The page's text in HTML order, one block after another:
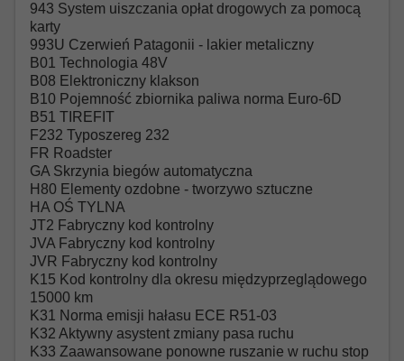
943 System uiszczania opłat drogowych za pomocą
karty
993U Czerwień Patagonii - lakier metaliczny
B01 Technologia 48V
B08 Elektroniczny klakson
B10 Pojemność zbiornika paliwa norma Euro-6D
B51 TIREFIT
F232 Typoszereg 232
FR Roadster
GA Skrzynia biegów automatyczna
H80 Elementy ozdobne - tworzywo sztuczne
HA OŚ TYLNA
JT2 Fabryczny kod kontrolny
JVA Fabryczny kod kontrolny
JVR Fabryczny kod kontrolny
K15 Kod kontrolny dla okresu międzyprzeglądowego
15000 km
K31 Norma emisji hałasu ECE R51-03
K32 Aktywny asystent zmiany pasa ruchu
K33 Zaawansowane ponowne ruszanie w ruchu stop